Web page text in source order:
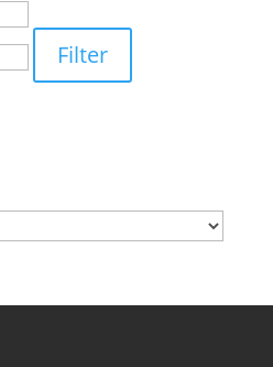
Filter